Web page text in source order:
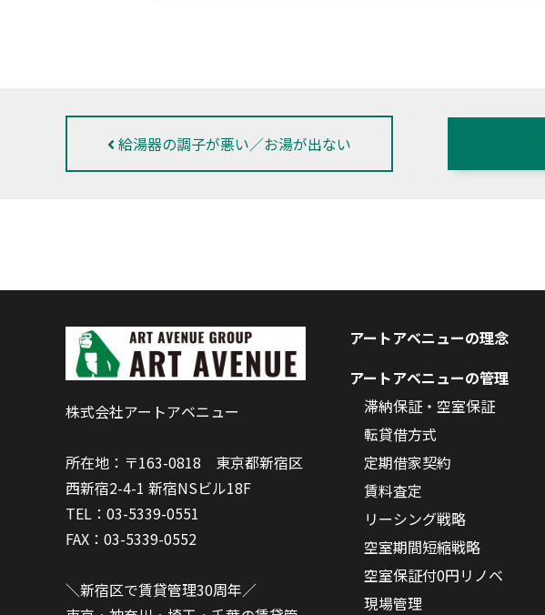
給湯器の調子が悪い／お湯が出ない
株式会社アートアベニュー
所在地：〒163-0818 東京都新宿区
西新宿2-4-1 新宿NSビル18F
TEL：03-5339-0551
FAX：03-5339-0552
＼新宿区で賃貸管理30周年／
アートアベニューの理念
アートアベニューの管理
滞納保証・空室保証
転貸借方式
定期借家契約
賃料査定
リーシング戦略
空室期間短縮戦略
空室保証付0円リノベ
現場管理